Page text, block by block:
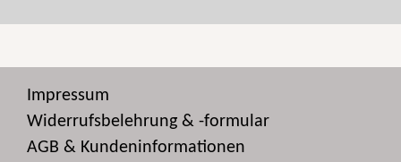
Impressum
Widerrufsbelehrung & -formular
AGB & Kundeninformationen